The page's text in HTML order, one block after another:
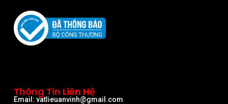
Thông Tin Liên Hệ
Email: vatlieuanvinh@gmail.com